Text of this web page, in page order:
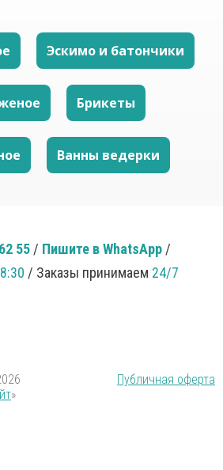
Эскимо и батончики
Брикеты
Ванны ведерки
55 / Пишите в WhatsApp /
/ Заказы принимаем 24/7
Публичная оферта
»